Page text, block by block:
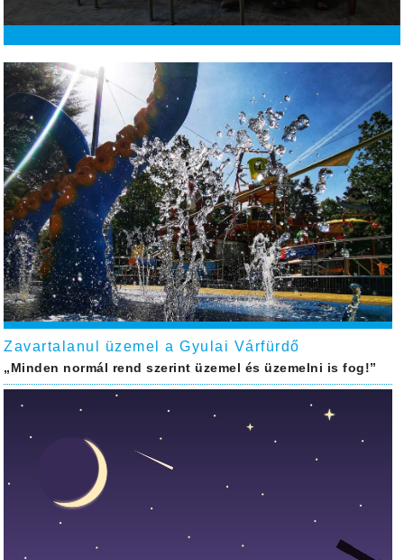
Zavartalanul üzemel a Gyulai Várfürdő
„Minden normál rend szerint üzemel és üzemelni is fog!”